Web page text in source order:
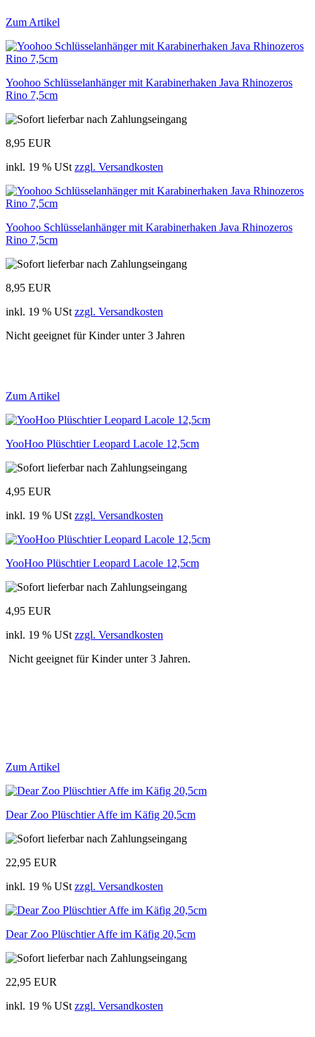
Zum Artikel
Yoohoo Schlüsselanhänger mit Karabinerhaken Java Rhinozeros
Rino 7,5cm
8,95 EUR
inkl. 19 % USt zzgl. Versandkosten
Yoohoo Schlüsselanhänger mit Karabinerhaken Java Rhinozeros
Rino 7,5cm
8,95 EUR
inkl. 19 % USt zzgl. Versandkosten
Nicht geeignet für Kinder unter 3 Jahren
Zum Artikel
YooHoo Plüschtier Leopard Lacole 12,5cm
4,95 EUR
inkl. 19 % USt zzgl. Versandkosten
YooHoo Plüschtier Leopard Lacole 12,5cm
4,95 EUR
inkl. 19 % USt zzgl. Versandkosten
Nicht geeignet für Kinder unter 3 Jahren.
Zum Artikel
Dear Zoo Plüschtier Affe im Käfig 20,5cm
22,95 EUR
inkl. 19 % USt zzgl. Versandkosten
Dear Zoo Plüschtier Affe im Käfig 20,5cm
22,95 EUR
inkl. 19 % USt zzgl. Versandkosten